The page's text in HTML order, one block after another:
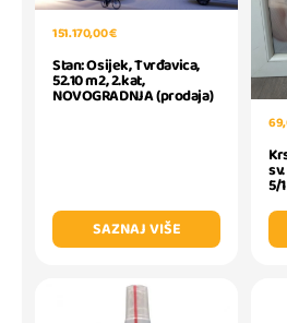
151.170,00 €
Stan: Osijek, Tvrđavica,
52.10 m2, 2.kat,
NOVOGRADNJA (prodaja)
SAZNAJ VIŠE
5/1